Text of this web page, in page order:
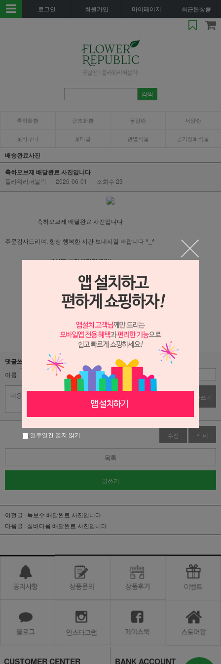
로그인 회원가입 마이페이지 최근본상품
축하화환 근조화환 동양란 서양란
꽃바구니 꽃다발 관엽식물 공기정화식물
배송완료사진
축하오브제 배달완료 사진입니다
플라워리퍼블릭 | 2026-06-01 | 조회수 23
축하오브제 배달완료 사진입니다
주문감사드리며, 항상 행복한 시간 보내시길 바랍니다 ^_^
꽃살땐 플라워리퍼블릭!
플라워리퍼블릭 블로그가기 : 클릭!!
플라워리퍼블릭 인스타그램 가기 : 클릭!!
댓글쓰기
이름 비밀번호
댓글쓰기
수정 삭제
목록
글쓰기
이전글 : 녹보수 배달완료 사진입니다
다음글 : 심비디움 배달완료 사진입니다
CUSTOMER CENTER BANK ACCOUNT
일주일간 열지 않기